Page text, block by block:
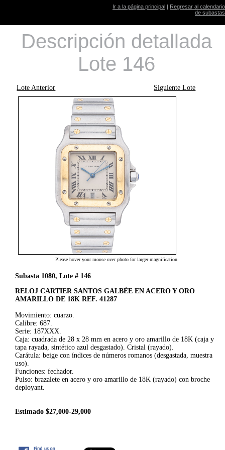
Ir a la página principal | Regresar al calendario
de subastas
Descripción detallada
Lote 146
Lote Anterior Siguiente Lote
Please hover your mouse over photo for larger magnification
Subasta 1080, Lote # 146
RELOJ CARTIER SANTOS GALBÈE EN ACERO Y ORO
AMARILLO DE 18K REF. 41287
Movimiento: cuarzo.
Calibre: 687.
Serie: 187XXX.
Caja: cuadrada de 28 x 28 mm en acero y oro amarillo de 18K (caja y
tapa rayada, sintético azul desgastado). Cristal (rayado).
Carátula: beige con índices de números romanos (desgastada, muestra
uso).
Funciones: fechador.
Pulso: brazalete en acero y oro amarillo de 18K (rayado) con broche
deployant.
Estimado $27,000-29,000